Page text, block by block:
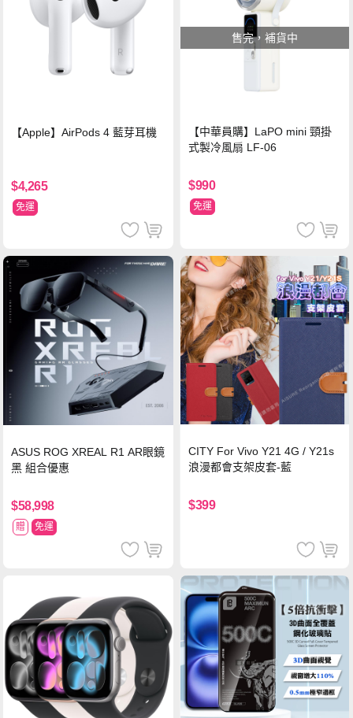
【Apple】AirPods 4 藍芽耳機
$4,265
免運
售完，補貨中
【中華員購】LaPO mini 頸掛
式製冷風扇 LF-06
$990
免運
ASUS ROG XREAL R1 AR眼鏡
黑 組合優惠
$58,998
贈 免運
CITY For Vivo Y21 4G / Y21s
浪漫都會支架皮套-藍
$399